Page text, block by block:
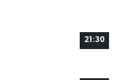
21:30